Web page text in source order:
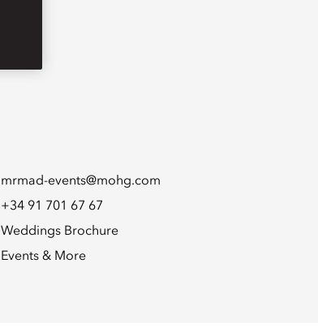
mrmad-events@mohg.com
+34 91 701 67 67
Weddings Brochure
Events & More